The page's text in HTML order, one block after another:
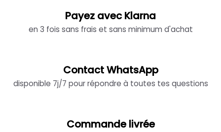
Payez avec Klarna
en 3 fois sans frais et sans minimum d'achat
Contact WhatsApp
disponible 7j/7 pour répondre à toutes tes questions
Commande livrée